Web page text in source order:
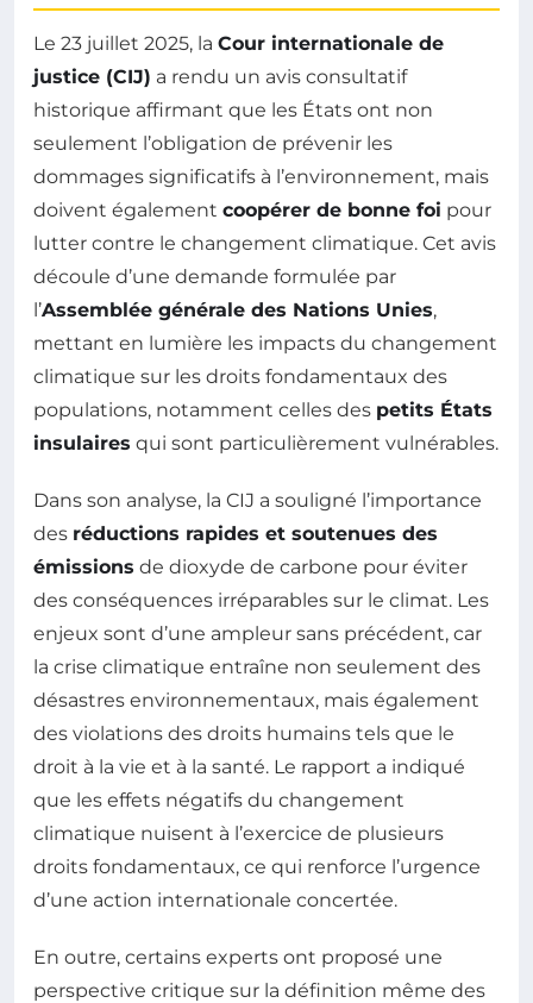
Le 23 juillet 2025, la Cour internationale de
justice (CIJ) a rendu un avis consultatif
historique affirmant que les États ont non
seulement l’obligation de prévenir les
dommages significatifs à l’environnement, mais
doivent également coopérer de bonne foi pour
lutter contre le changement climatique. Cet avis
découle d’une demande formulée par
l’Assemblée générale des Nations Unies,
mettant en lumière les impacts du changement
climatique sur les droits fondamentaux des
populations, notamment celles des petits États
insulaires qui sont particulièrement vulnérables.
Dans son analyse, la CIJ a souligné l’importance
des réductions rapides et soutenues des
émissions de dioxyde de carbone pour éviter
des conséquences irréparables sur le climat. Les
enjeux sont d’une ampleur sans précédent, car
la crise climatique entraîne non seulement des
désastres environnementaux, mais également
des violations des droits humains tels que le
droit à la vie et à la santé. Le rapport a indiqué
que les effets négatifs du changement
climatique nuisent à l’exercice de plusieurs
droits fondamentaux, ce qui renforce l’urgence
d’une action internationale concertée.
En outre, certains experts ont proposé une
perspective critique sur la définition même des